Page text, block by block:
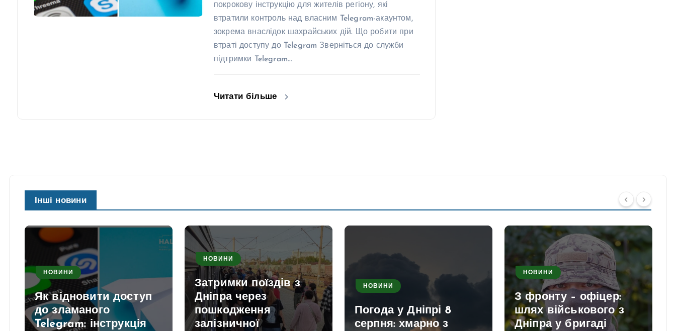
покрокову інструкцію для жителів регіону, які
втратили контроль над власним Telegram-акаунтом,
зокрема внаслідок шахрайських дій. Що робити при
втраті доступу до Telegram Зверніться до служби
підтримки Telegram…
Читати більше
Інші новини
НОВИНИ
Як відновити доступ
до зламаного
Telegram: інструкція
НОВИНИ
Затримки поїздів з
Дніпра через
пошкодження
залізничної
НОВИНИ
Погода у Дніпрі 8
серпня: хмарно з
НОВИНИ
З фронту – офіцер:
шлях військового з
Дніпра у бригаді